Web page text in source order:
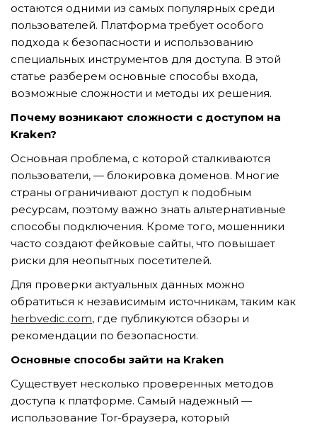
Thành phố...
остаются одними из самых популярных среди
пользователей. Платформа требует особого
подхода к безопасности и использованию
специальных инструментов для доступа. В этой
статье разберем основные способы входа,
возможные сложности и методы их решения.
Почему возникают сложности с доступом на
Kraken?
Основная проблема, с которой сталкиваются
пользователи, — блокировка доменов. Многие
страны ограничивают доступ к подобным
ресурсам, поэтому важно знать альтернативные
способы подключения. Кроме того, мошенники
часто создают фейковые сайты, что повышает
риски для неопытных посетителей.
Для проверки актуальных данных можно
обратиться к независимым источникам, таким как
herbvedic.com, где публикуются обзоры и
рекомендации по безопасности.
Основные способы зайти на Kraken
Существует несколько проверенных методов
доступа к платформе. Самый надежный —
использование Tor-браузера, который